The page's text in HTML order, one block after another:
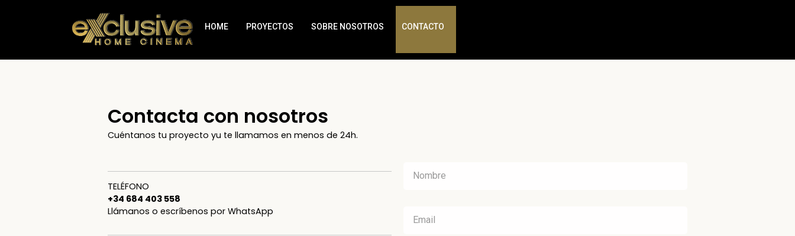
HOME PROYECTOS SOBRE NOSOTROS CONTACTO
Contacta con nosotros
Cuéntanos tu proyecto yu te llamamos en menos de 24h.
TELÉFONO
+34 684 403 558
Llámanos o escríbenos por WhatsApp